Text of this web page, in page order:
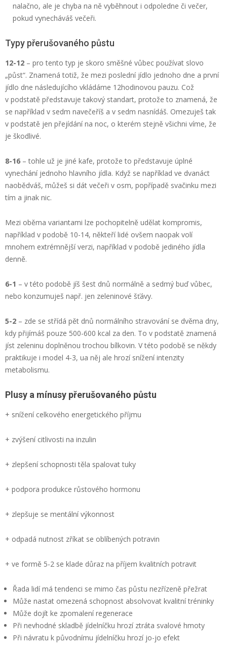
nalačno, ale je chyba na ně vyběhnout i odpoledne či večer,
pokud vynecháváš večeři.
Typy přerušovaného půstu
12-12 – pro tento typ je skoro směšné vůbec používat slovo
„půst“. Znamená totiž, že mezi poslední jídlo jednoho dne a první
jídlo dne následujícího vkládáme 12hodinovou pauzu. Což
v podstatě představuje takový standart, protože to znamená, že
se například v sedm navečeříš a v sedm nasnídáš. Omezuješ tak
v podstatě jen přejídání na noc, o kterém stejně všichni víme, že
je škodlivé.
8-16 – tohle už je jiné kafe, protože to představuje úplné
vynechání jednoho hlavního jídla. Když se například ve dvanáct
naobědváš, můžeš si dát večeři v osm, popřípadě svačinku mezi
tím a jinak nic.
Mezi oběma variantami lze pochopitelně udělat kompromis,
například v podobě 10-14, někteří lidé ovšem naopak volí
mnohem extrémnější verzi, například v podobě jediného jídla
denně.
6-1 – v této podobě jíš šest dnů normálně a sedmý buď vůbec,
nebo konzumuješ např. jen zeleninové šťávy.
5-2 – zde se střídá pět dnů normálního stravování se dvěma dny,
kdy přijímáš pouze 500-600 kcal za den. To v podstatě znamená
jíst zeleninu doplněnou trochou bílkovin. V této podobě se někdy
praktikuje i model 4-3, ua něj ale hrozí snížení intenzity
metabolismu.
Plusy a mínusy přerušovaného půstu
+ snížení celkového energetického příjmu
+ zvýšení citlivosti na inzulin
+ zlepšení schopnosti těla spalovat tuky
+ podpora produkce růstového hormonu
+ zlepšuje se mentální výkonnost
+ odpadá nutnost zříkat se oblíbených potravin
+ ve formě 5-2 se klade důraz na příjem kvalitních potravit
Řada lidí má tendenci se mimo čas půstu nezřízeně přežrat
Může nastat omezená schopnost absolvovat kvalitní tréninky
Může dojít ke zpomalení regenerace
Při nevhodné skladbě jídelníčku hrozí ztráta svalové hmoty
Při návratu k původnímu jídelníčku hrozí jo-jo efekt